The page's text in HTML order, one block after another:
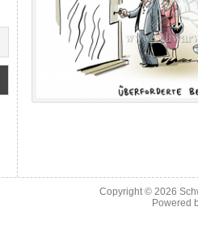
Copyright © 2026
Powered